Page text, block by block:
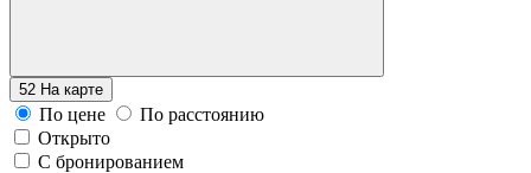
52 На карте
По цене
По расстоянию
Открыто
С бронированием